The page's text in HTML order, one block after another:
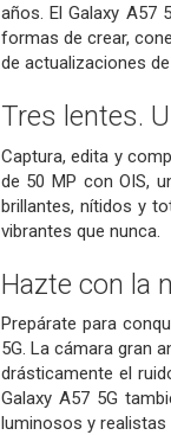
años. El Galaxy A57
formas de crear,
de actualizaciones
Tres lentes.
Captura, edita y
de 50 MP con OIS,
brillantes, nítidos y
vibrantes que nunca.
Hazte con la
Prepárate para
5G. La cámara gran
drásticamente el
Galaxy A57 5G
luminosos y